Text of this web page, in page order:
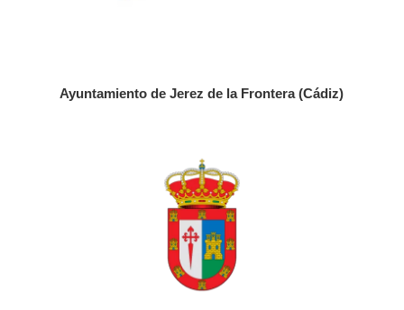
Ayuntamiento de Jerez de la Frontera (Cádiz)